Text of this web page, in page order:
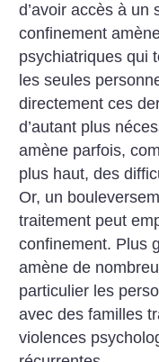
d’avoir accès à un
confinement
psychiatriques qui
les seules
directement ces
d’autant plus
amène parfois,
plus haut, des
Or, un
traitement peut
confinement. Plus
amène de
particulier les
avec des familles
violences